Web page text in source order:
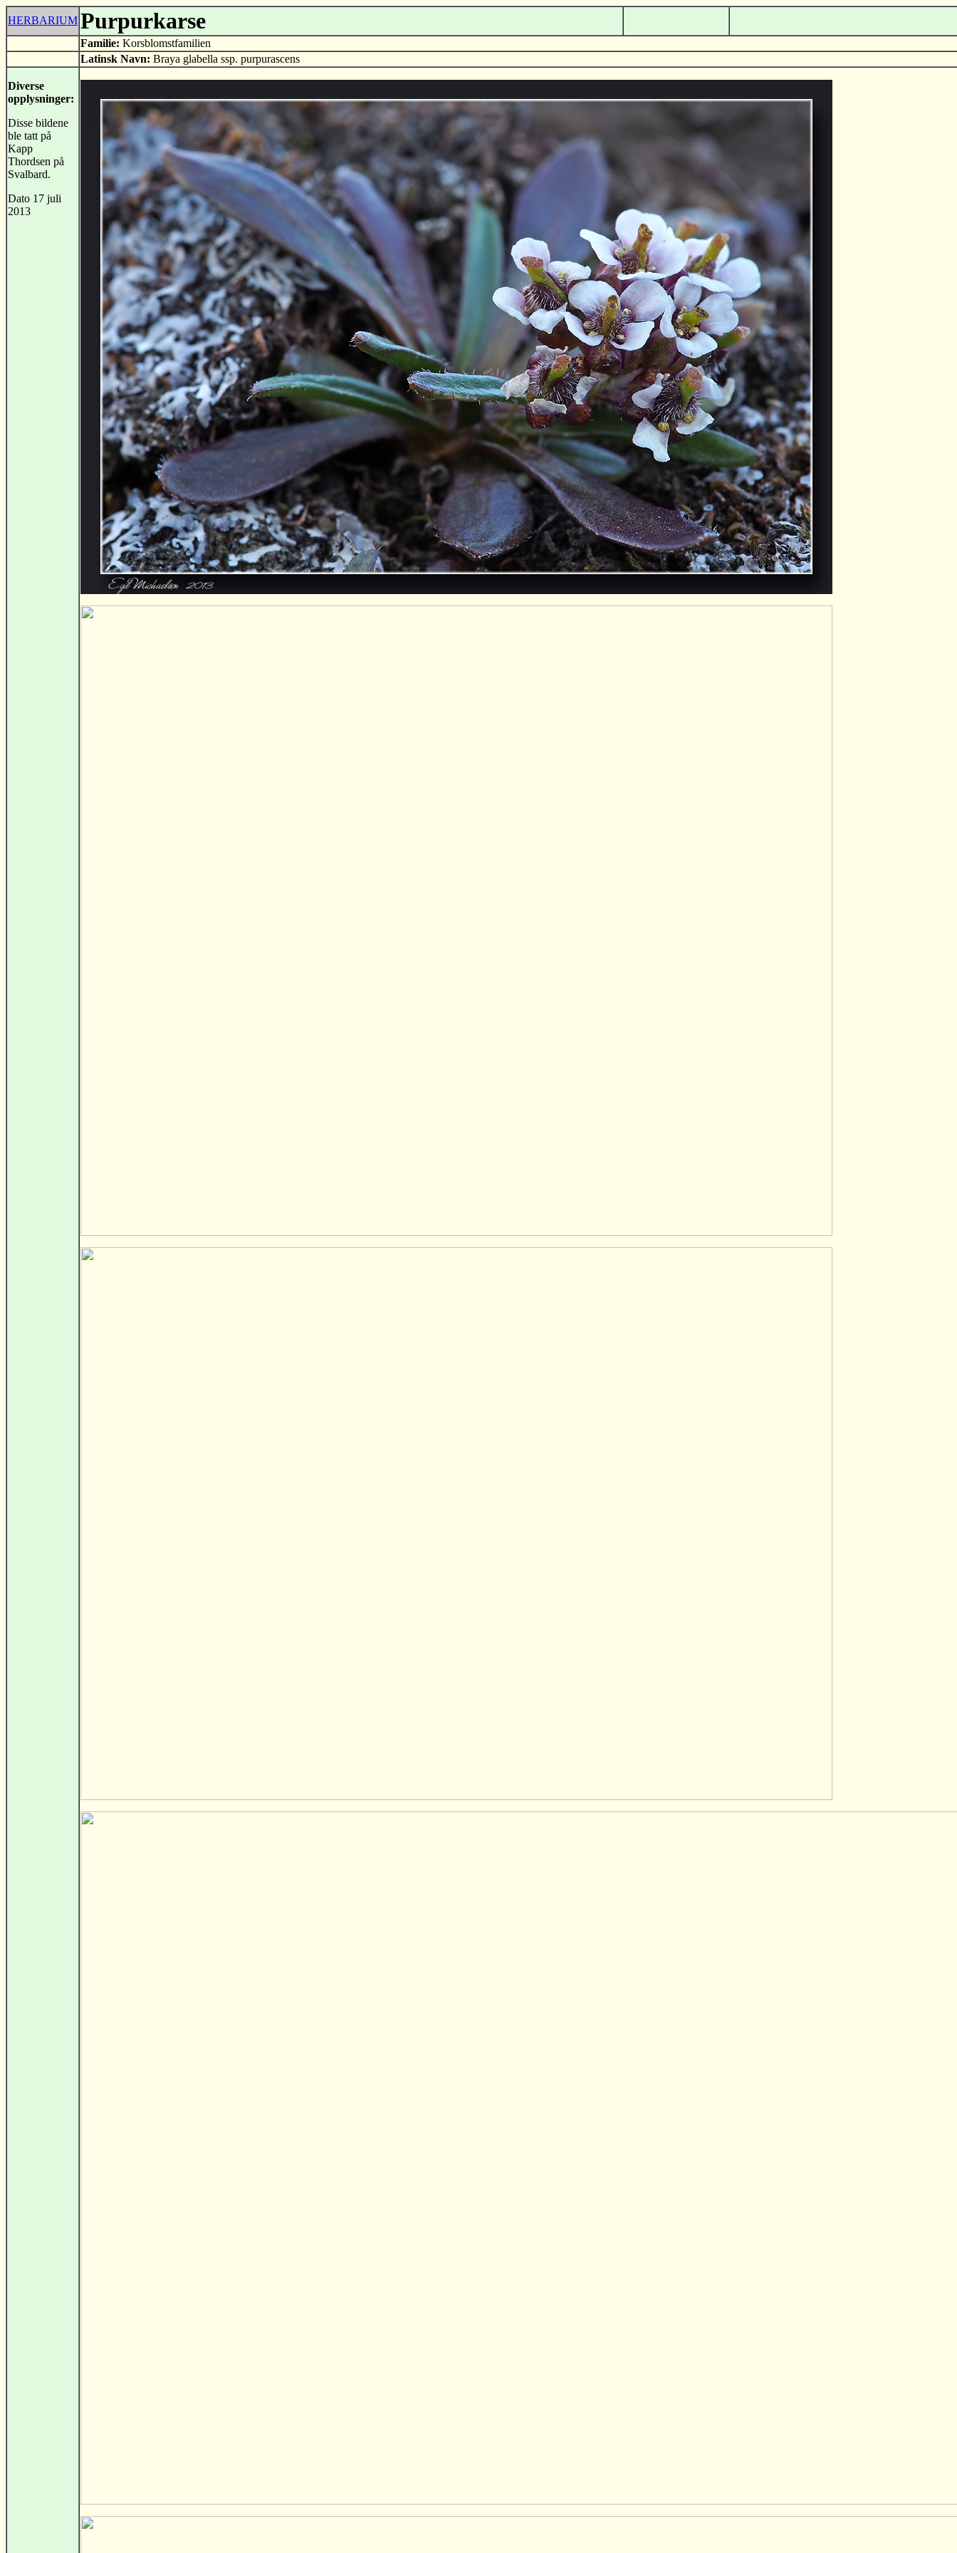
HERBARIUM Purpurkarse
Familie: Korsblomstfamilien
Latinsk Navn: Braya glabella ssp. purpurascens
Diverse
opplysninger:
Disse bildene
ble tatt på
Kapp
Thordsen på
Svalbard.
Dato 17 juli
2013